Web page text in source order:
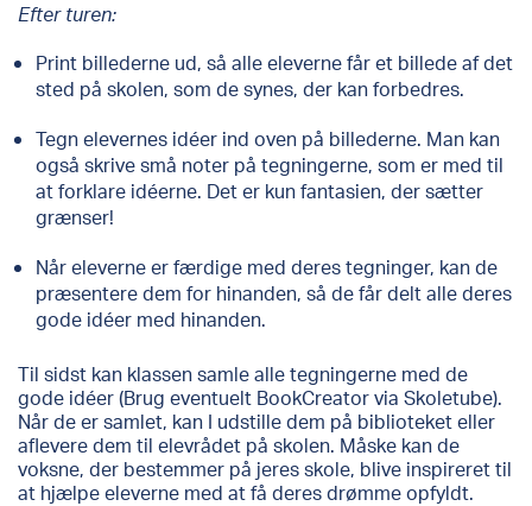
Efter turen:
Print billederne ud, så alle eleverne får et billede af det
sted på skolen, som de synes, der kan forbedres.
Tegn elevernes idéer ind oven på billederne. Man kan
også skrive små noter på tegningerne, som er med til
at forklare idéerne. Det er kun fantasien, der sætter
grænser!
Når eleverne er færdige med deres tegninger, kan de
præsentere dem for hinanden, så de får delt alle deres
gode idéer med hinanden.
Til sidst kan klassen samle alle tegningerne med de
gode idéer (Brug eventuelt BookCreator via Skoletube).
Når de er samlet, kan I udstille dem på biblioteket eller
aflevere dem til elevrådet på skolen. Måske kan de
voksne, der bestemmer på jeres skole, blive inspireret til
at hjælpe eleverne med at få deres drømme opfyldt.